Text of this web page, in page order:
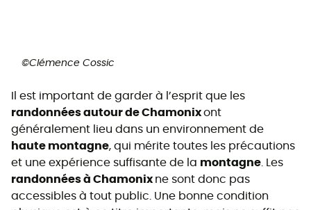
©Clémence Cossic
Il est important de garder à l’esprit que les
randonnées autour de Chamonixont
généralement lieu dans un environnement de
haute montagne, qui mérite toutes les précautions
et une expérience suffisante de la montagne . Les
randonnées à Chamonix ne sont donc pas
accessibles à tout public. Une bonne condition